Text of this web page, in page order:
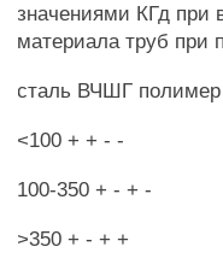
значениями КГд
материала труб при
сталь ВЧШГ полимер
<100 + + - -
100-350 + - + -
>350 + - + +